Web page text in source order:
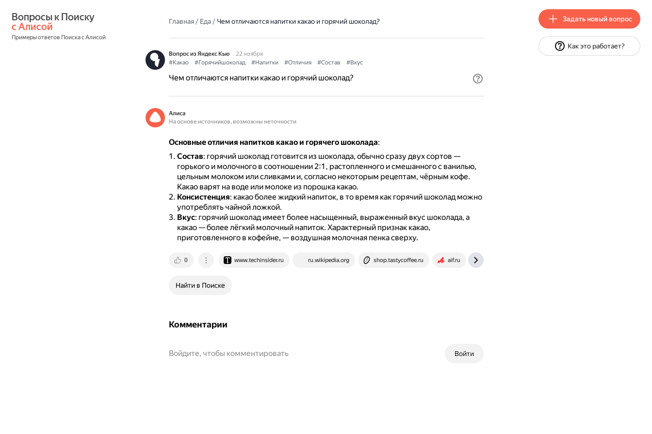
с Алисой
Примеры ответов Поиска с Алисой
Главная/ Еда/ Чем отличаются напитки какао и горячий шоколад?
Вопрос из Яндекс Кью
22 ноября
#Какао
#Горячийшоколад #Напитки #Отличия #Состав #Вкус
Чем отличаются напитки какао и горячий шоколад?
Алиса
На основе источников, возможны неточности
Основные отличия напитков какао и горячего шоколада:
Состав: горячий шоколад готовится из шоколада, обычно сразу двух сортов —
горького и молочного в соотношении 2:1, растопленного и смешанного с ванилью,
цельным молоком или сливками и, согласно некоторым рецептам, чёрным кофе.
Какао варят на воде или молоке из порошка какао.
Консистенция: какао более жидкий напиток, в то время как горячий шоколад можно
употреблять чайной ложкой.
Вкус: горячий шоколад имеет более насыщенный, выраженный вкус шоколада, а
какао — более лёгкий молочный напиток. Характерный признак какао,
приготовленного в кофейне, — воздушная молочная пенка сверху.
0 www.techinsider.ru ru.wikipedia.org shop.tastycoffee.ru aif.ru
Найти в Поиске
Комментарии
Войти
Войдите, чтобы комментировать
Задать новый вопрос
Как это работает?